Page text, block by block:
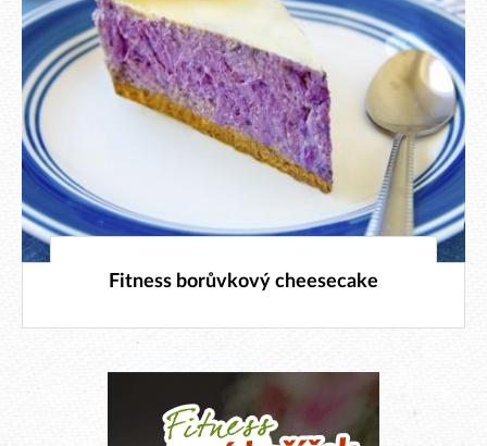
20. 8. 2024
Fitness borůvkový cheesecake